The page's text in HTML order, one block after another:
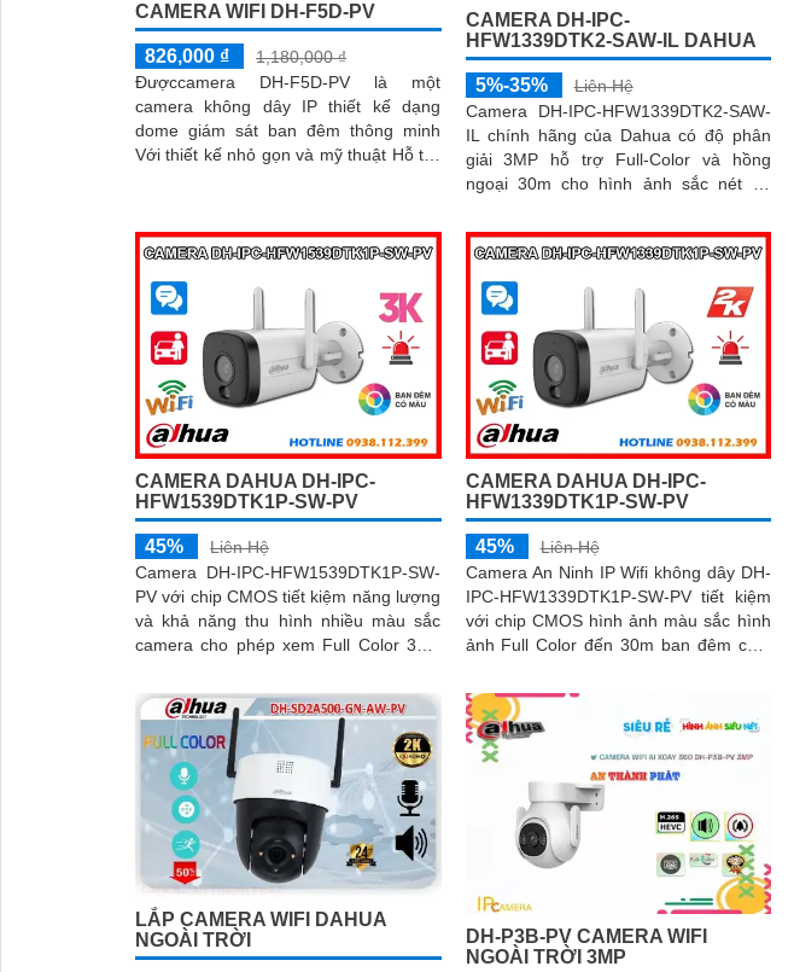
CAMERA WIFI DH-F5D-PV
826,000 ₫
1,180,000 ₫
Đượccamera DH-F5D-PV là một
camera không dây IP thiết kế dạng
dome giám sát ban đêm thông minh
Với thiết kế nhỏ gọn và mỹ thuật Hỗ trợ
camera thích hợp cho nhiều loại công
trình
CAMERA DH-IPC-
HFW1339DTK2-SAW-IL DAHUA
5%-35%
Liên Hệ
Camera DH-IPC-HFW1339DTK2-SAW-
IL chính hãng của Dahua có độ phân
giải 3MP hỗ trợ Full-Color và hồng
ngoại 30m cho hình ảnh sắc nét cả
ghi âm loa cảnh báo và công nghệ AI
giúp phát hiện con người, phương tiện
chính xác
CAMERA DAHUA DH-IPC-
HFW1539DTK1P-SW-PV
45%
Liên Hệ
Camera DH-IPC-HFW1539DTK1P-SW-
PV với chip CMOS tiết kiệm năng lượng
và khả năng thu hình nhiều màu sắc
camera cho phép xem Full Color 30m
đến 5.0 MP tích hợp mic và loa đàm
thoại 2 chiều
CAMERA DAHUA DH-IPC-
HFW1339DTK1P-SW-PV
45%
Liên Hệ
Camera An Ninh IP Wifi không dây DH-
IPC-HFW1339DTK1P-SW-PV tiết kiệm
với chip CMOS hình ảnh màu sắc hình
ảnh Full Color đến 30m ban đêm chất
LẮP CAMERA WIFI DAHUA
NGOÀI TRỜI
DH-P3B-PV CAMERA WIFI
NGOÀI TRỜI 3MP